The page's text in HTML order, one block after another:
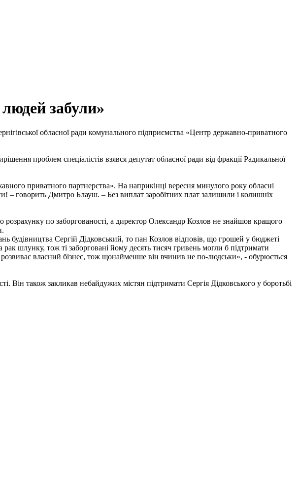
забули»
обласної ради комунального підприємства «Центр державно-приватного
проблем спеціалістів взявся депутат обласної ради від фракції Радикальної
приватного партнерства». На наприкінці вересня минулого року обласні
– говорить Дмитро Блауш. – Без виплат заробітних плат залишили і колишніх
по заборгованості, а директор Олександр Козлов не знайшов кращого
будівництва Сергій Дідковський, то пан Козлов відповів, що грошей у бюджеті
шлунку, тож ті заборговані йому десять тисяч гривень могли б підтримати
власний бізнес, тож щонайменше він вчинив не по-людськи», - обурюється
також закликав небайдужих містян підтримати Сергія Дідковського у боротьбі